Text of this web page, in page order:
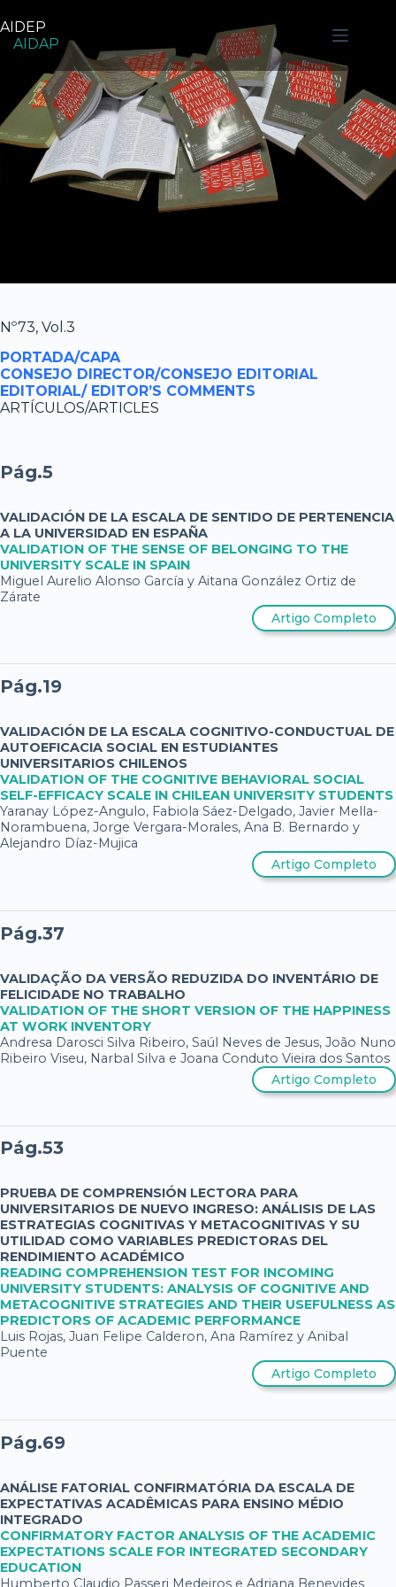
para
conteúdo
AIDEP
AIDAP
Nº73, Vol.3
PORTADA/CAPA
CONSEJO DIRECTOR/CONSEJO EDITORIAL
EDITORIAL/ EDITOR’S COMMENTS
ARTÍCULOS/ARTICLES
Pág.5
VALIDACIÓN DE LA ESCALA DE SENTIDO DE PERTENENCIA
A LA UNIVERSIDAD EN ESPAÑA
VALIDATION OF THE SENSE OF BELONGING TO THE
UNIVERSITY SCALE IN SPAIN
Miguel Aurelio Alonso García y Aitana González Ortiz de
Zárate
Artigo Completo
Pág.19
VALIDACIÓN DE LA ESCALA COGNITIVO-CONDUCTUAL DE
AUTOEFICACIA SOCIAL EN ESTUDIANTES
UNIVERSITARIOS CHILENOS
VALIDATION OF THE COGNITIVE BEHAVIORAL SOCIAL
SELF-EFFICACY SCALE IN CHILEAN UNIVERSITY STUDENTS
Yaranay López-Angulo, Fabiola Sáez-Delgado, Javier Mella-
Norambuena, Jorge Vergara-Morales, Ana B. Bernardo y
Alejandro Díaz-Mujica
Artigo Completo
Pág.37
VALIDAÇÃO DA VERSÃO REDUZIDA DO INVENTÁRIO DE
FELICIDADE NO TRABALHO
VALIDATION OF THE SHORT VERSION OF THE HAPPINESS
AT WORK INVENTORY
Andresa Darosci Silva Ribeiro, Saúl Neves de Jesus, João Nuno
Ribeiro Viseu, Narbal Silva e Joana Conduto Vieira dos Santos
Artigo Completo
Pág.53
PRUEBA DE COMPRENSIÓN LECTORA PARA
UNIVERSITARIOS DE NUEVO INGRESO: ANÁLISIS DE LAS
ESTRATEGIAS COGNITIVAS Y METACOGNITIVAS Y SU
UTILIDAD COMO VARIABLES PREDICTORAS DEL
RENDIMIENTO ACADÉMICO
READING COMPREHENSION TEST FOR INCOMING
UNIVERSITY STUDENTS: ANALYSIS OF COGNITIVE AND
METACOGNITIVE STRATEGIES AND THEIR USEFULNESS AS
PREDICTORS OF ACADEMIC PERFORMANCE
Luis Rojas, Juan Felipe Calderon, Ana Ramírez y Anibal
Puente
Artigo Completo
Pág.69
ANÁLISE FATORIAL CONFIRMATÓRIA DA ESCALA DE
EXPECTATIVAS ACADÊMICAS PARA ENSINO MÉDIO
INTEGRADO
CONFIRMATORY FACTOR ANALYSIS OF THE ACADEMIC
EXPECTATIONS SCALE FOR INTEGRATED SECONDARY
EDUCATION
Humberto Claudio Passeri Medeiros e Adriana Benevides